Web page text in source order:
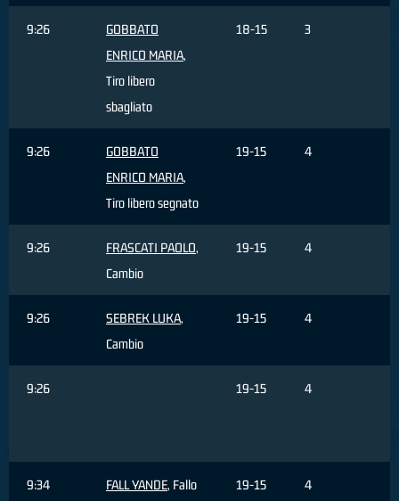
9:26
GOBBATO
ENRICO MARIA,
Tiro libero
sbagliato
18-15 3
9:26
GOBBATO
ENRICO MARIA,
Tiro libero segnato
19-15 4
9:26 FRASCATI PAOLO,
Cambio
19-15 4
9:26 SEBREK LUKA,
Cambio
19-15 4
9:26 19-15 4
9:34 FALL YANDE, Fallo
19-15 4